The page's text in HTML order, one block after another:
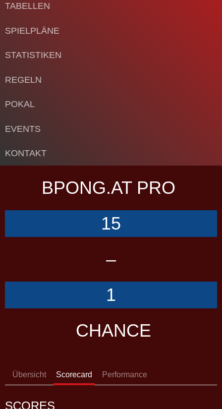
TABELLEN
SPIELPLÄNE
STATISTIKEN
REGELN
POKAL
EVENTS
KONTAKT
BPONG.AT PRO
15
–
1
CHANCE
Übersicht Scorecard Performance
SCORES